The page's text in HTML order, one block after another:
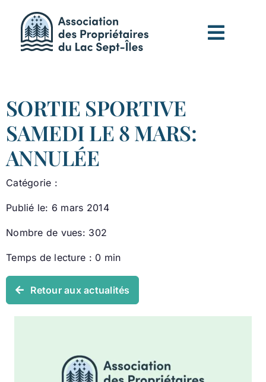
contenu
SORTIE SPORTIVE
SAMEDI LE 8 MARS:
ANNULÉE
Catégorie :
Publié le: 6 mars 2014
Nombre de vues: 302
Temps de lecture : 0 min
Retour aux actualités